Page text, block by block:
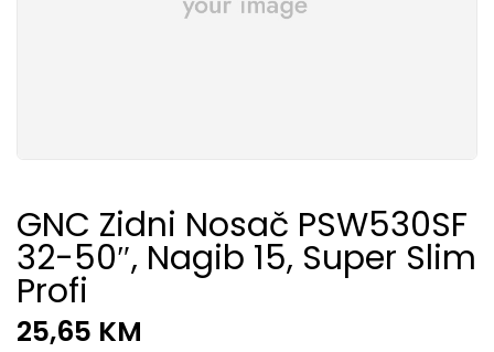
GNC Zidni Nosač PSW530SF
32-50″, Nagib 15, Super Slim
Profi
25,65 KM